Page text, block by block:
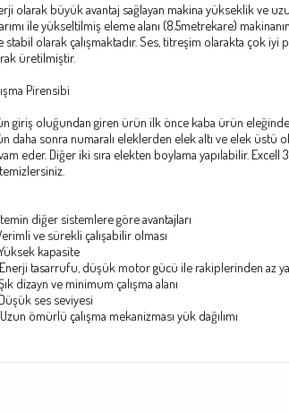
olarak büyük avantaj sağlayan makina yükseklik ve
ile yükseltilmiş eleme alanı (8.5metrekare)
stabil olarak çalışmaktadır. Ses, titreşim olarakta çok
üretilmiştir.
Pirensibi
giriş oluğundan giren ürün ilk önce kaba ürün
daha sonra numaralı eleklerden elek altı ve elek üstü
eder. Diğer iki sıra elekten boylama yapılabilir.
diğer sistemlere göre avantajları
ve sürekli çalışabilir olması
kapasite
tasarrufu, düşük motor gücü ile rakiplerinden az
dizayn ve minimum çalışma alanı
ses seviyesi
ömürlü çalışma mekanizması yük dağılımı